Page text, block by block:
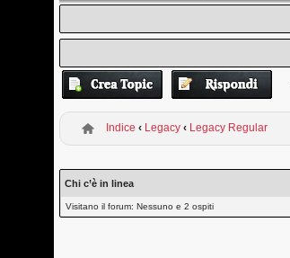
Indice ‹ Legacy ‹ Legacy Regular
Chi c’è in linea
Visitano il forum: Nessuno e 2 ospiti